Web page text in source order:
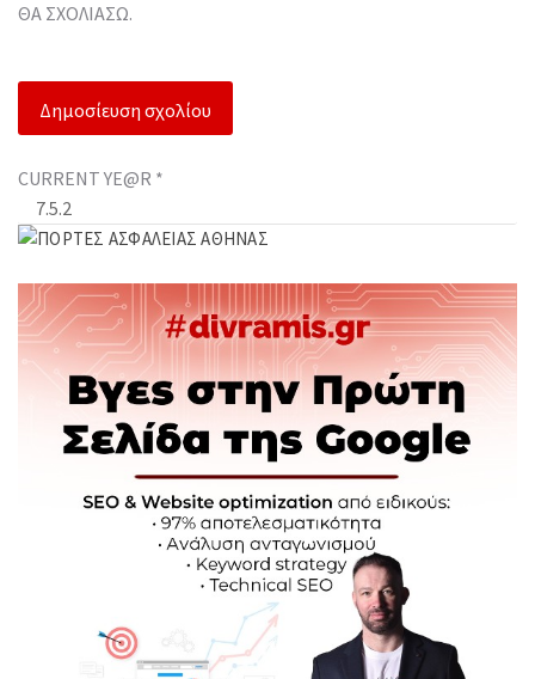
ΘΑ ΣΧΟΛΙΆΣΩ.
CURRENT YE@R *